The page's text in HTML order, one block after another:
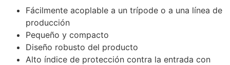
Fácilmente acoplable a un trípode o a una línea de
producción
Pequeño y compacto
Diseño robusto del producto
Alto índice de protección contra la entrada con